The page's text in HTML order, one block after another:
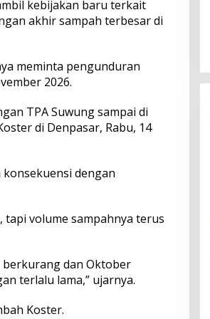
kebijakan baru terkait
akhir sampah terbesar di
meminta pengunduran
2026.
TPA Suwung sampai di
di Denpasar, Rabu, 14
dengan
tapi volume sampahnya terus
berkurang dan Oktober
terlalu lama,” ujarnya.
Koster.
Perkuat Ekosistem Pariwisata
dan Serapan Investasi, Sira